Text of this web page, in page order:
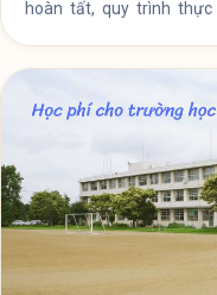
23/09/2025
Thủ tục đóng
doanh cá thể